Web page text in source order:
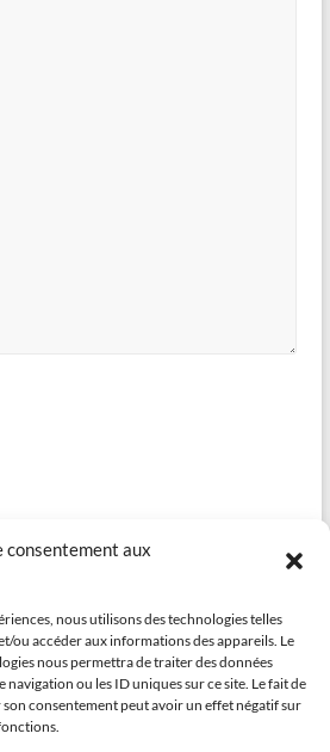
consentement aux
nous utilisons des technologies telles
ou accéder aux informations des appareils. Le
nous permettra de traiter des données
ou les ID uniques sur ce site. Le fait de
consentement peut avoir un effet négatif sur